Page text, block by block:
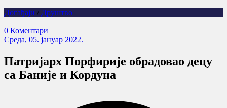
Догађаји / Друштво
0 Коментари
Cреда, 05. јануар 2022.
Патријарх Порфирије обрадовао децу
са Баније и Кордуна